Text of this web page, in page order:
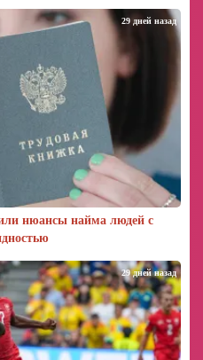
нюансы найма людей с
29 дней назад
29 дней назад